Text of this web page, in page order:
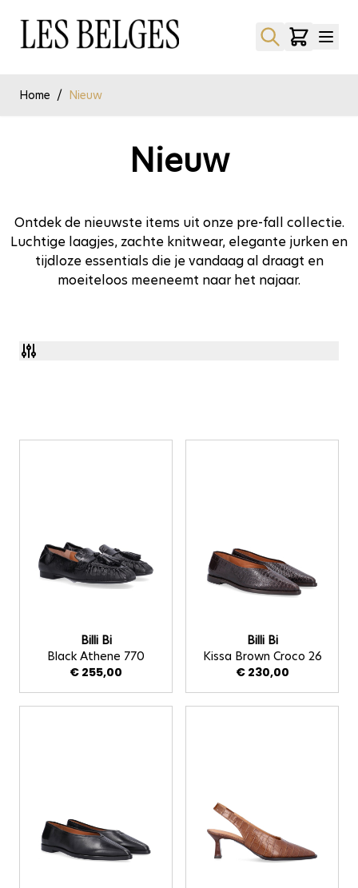
Home / Nieuw
Nieuw
Ontdek de nieuwste items uit onze pre-fall collectie.
Luchtige laagjes, zachte knitwear, elegante jurken en
tijdloze essentials die je vandaag al draagt en
moeiteloos meeneemt naar het najaar.
Billi Bi
Black Athene 770
€ 255,00
Billi Bi
Kissa Brown Croco 26
€ 230,00